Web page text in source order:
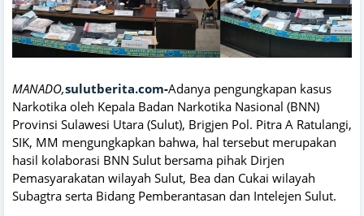
MANADO,sulutberita.com-Adanya pengungkapan kasus
Narkotika oleh Kepala Badan Narkotika Nasional (BNN)
Provinsi Sulawesi Utara (Sulut), Brigjen Pol. Pitra A Ratulangi,
SIK, MM mengungkapkan bahwa, hal tersebut merupakan
hasil kolaborasi BNN Sulut bersama pihak Dirjen
Pemasyarakatan wilayah Sulut, Bea dan Cukai wilayah
Subagtra serta Bidang Pemberantasan dan Intelejen Sulut.